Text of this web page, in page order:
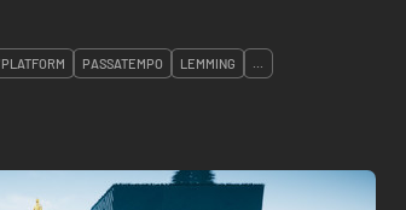
PASSATEMPO LEMMING ...